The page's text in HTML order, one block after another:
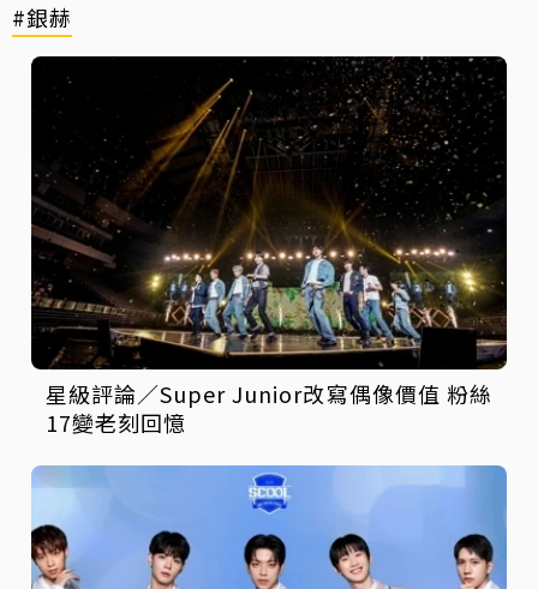
#銀赫
星級評論／Super Junior改寫偶像價值 粉絲
17變老刻回憶